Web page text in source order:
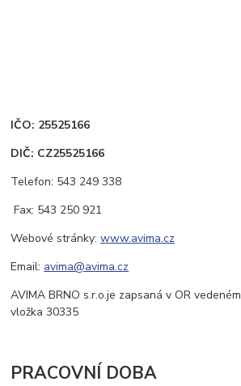
IČO: 25525166
DIČ: CZ25525166
Telefon: 543 249 338
Fax: 543 250 921
Webové stránky:www.avima.cz
Email: avima@avima.cz
AVIMA BRNO s.r.o.je zapsaná v OR
vložka 30335
PRACOVNÍ DOBA